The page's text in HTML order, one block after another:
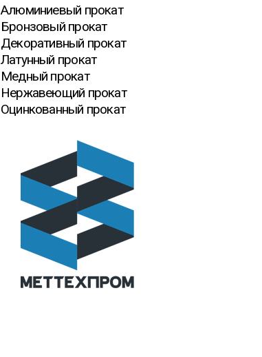
Алюминиевый прокат
Бронзовый прокат
Декоративный прокат
Латунный прокат
Медный прокат
Нержавеющий прокат
Оцинкованный прокат